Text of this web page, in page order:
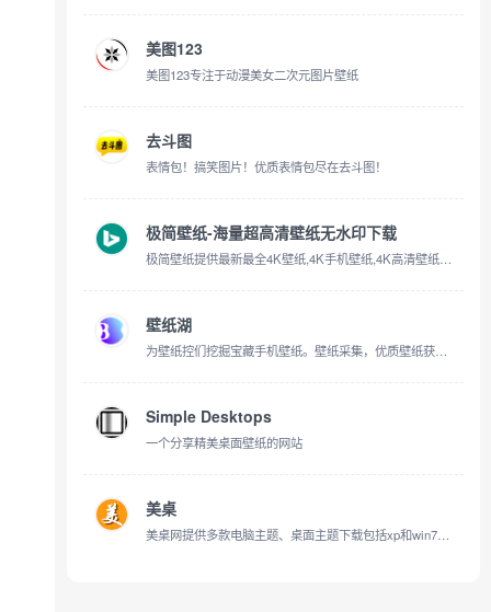
美图123
美图123专注于动漫美女二次元图片壁纸
去斗图
表情包！搞笑图片！优质表情包尽在去斗图！
极简壁纸-海量超高清壁纸无水印下载
极简壁纸提供最新最全4K壁纸,4K手机壁纸,4K高清壁纸,1080P,2K,4K,5K,8K壁纸,高清图片素材,包含自然、必应、游戏、动漫、动画、系统、影视、汽车、动物、人物、城市、极简、植物、运动、体育、平板等精选高清4K壁
壁纸湖
为壁纸控们挖掘宝藏手机壁纸。壁纸采集，优质壁纸获取，时刻follow最新的手机壁纸。壁纸湖唯一官网，没有APP
Simple Desktops
一个分享精美桌面壁纸的网站
美桌
美桌网提供多款电脑主题、桌面主题下载包括xp和win7电脑主题，还有电脑桌面壁纸都是高清桌面壁纸，是美化您的电脑下载电脑桌面主题和电脑桌面壁纸的最佳网站